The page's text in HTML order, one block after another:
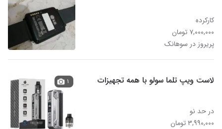
کارکرده
۷,۰۰۰,۰۰۰ تومان
پریروز در سوهانک
لاست ویپ تلما سولو با همه تجهیزات
در حد نو
۳,۹۹۰,۰۰۰ تومان
۱